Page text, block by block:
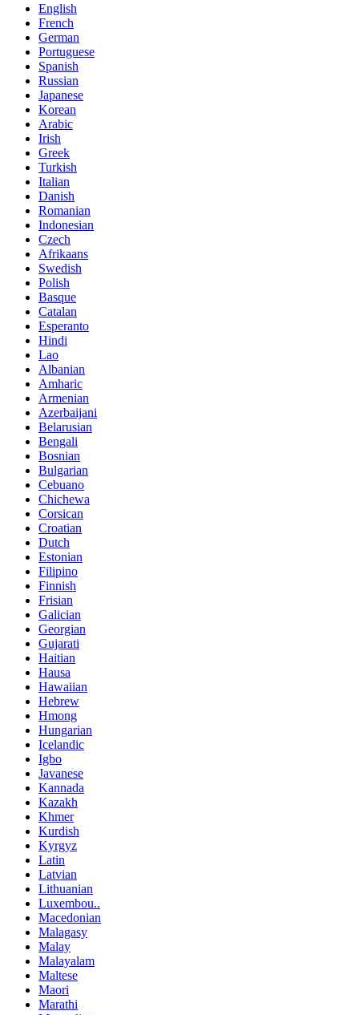
English
French
German
Portuguese
Spanish
Russian
Japanese
Korean
Arabic
Irish
Greek
Turkish
Italian
Danish
Romanian
Indonesian
Czech
Afrikaans
Swedish
Polish
Basque
Catalan
Esperanto
Hindi
Lao
Albanian
Amharic
Armenian
Azerbaijani
Belarusian
Bengali
Bosnian
Bulgarian
Cebuano
Chichewa
Corsican
Croatian
Dutch
Estonian
Filipino
Finnish
Frisian
Galician
Georgian
Gujarati
Haitian
Hausa
Hawaiian
Hebrew
Hmong
Hungarian
Icelandic
Igbo
Javanese
Kannada
Kazakh
Khmer
Kurdish
Kyrgyz
Latin
Latvian
Lithuanian
Luxembou..
Macedonian
Malagasy
Malay
Malayalam
Maltese
Maori
Marathi